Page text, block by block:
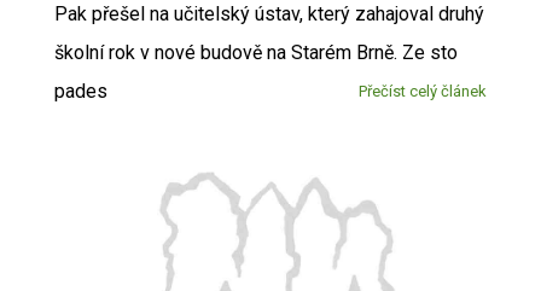
Pak přešel na učitelský ústav, který zahajoval druhý
školní rok v nové budově na Starém Brně. Ze sto
pades
Přečíst celý článek